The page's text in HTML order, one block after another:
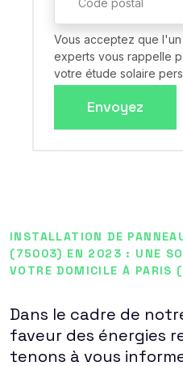
Vous acceptez que
experts vous rappelle
votre étude solaire
Envoyez
INSTALLATION DE
(75003) EN 2023 : UNE
VOTRE DOMICILE À PARIS
Dans le cadre de
faveur des énergies
tenons à vous